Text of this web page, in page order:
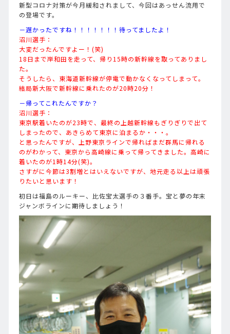
新型コロナ対策が今月緩和されまして、今回はあっせん流用で
の登場です。
－遅かったですね！！！！！！！待ってましたよ！
沼川選手：
大変だったんですよー！(笑)
18日まで岸和田を走って、帰り15時の新幹線を取ってありまし
た。
そうしたら、東海道新幹線が停電で動かなくなってしまって。
結局新大阪で新幹線に乗れたのが20時20分！
－帰ってこれたんですか？
沼川選手：
東京駅着いたのが23時で、最終の上越新幹線もぎりぎりで出て
しまったので、あきらめて東京に泊まるか・・・。
と思ったんですが、上野東京ラインで帰ればまだ群馬に帰れる
のがわかって、東京から高崎線に乗って帰ってきました。高崎に
着いたのが1時14分(笑)。
さすがに今節は3割増とはいえないですが、地元走る以上は頑張
りたいと思います！
初日は福島のルーキー、比佐宝太選手の３番手。宝と夢の年末
ジャンボラインに期待しましょう！